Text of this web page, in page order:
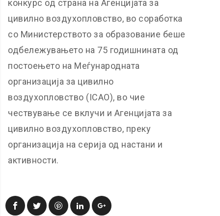
конкурс од страна на Агенцијата за
цивилно воздухопловство, во соработка
со Министерството за образование беше
одбележувањето на 75 годишнината од
постоењето на Меѓународната
организација за цивилно
воздухопловство (ICAO), во чие
чествување се вклучи и Агенцијата за
цивилно воздухопловство, преку
организација на серија од настани и
активности.